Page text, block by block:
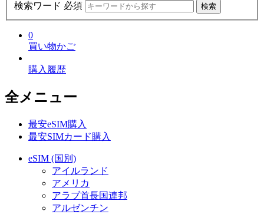
検索ワード 必須
検索
0
買い物かご
購入履歴
全メニュー
最安eSIM購入
最安SIMカード購入
eSIM (国別)
アイルランド
アメリカ
アラブ首長国連邦
アルゼンチン